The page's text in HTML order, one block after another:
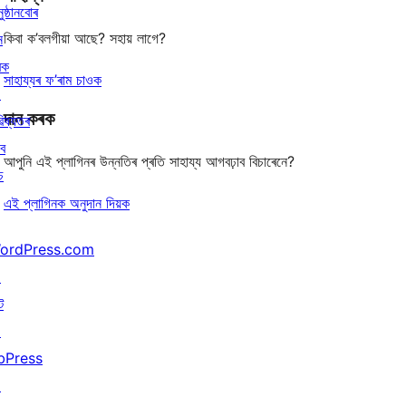
কিবা ক’বলগীয়া আছে? সহায় লাগে?
সাহায্যৰ ফ’ৰাম চাওক
দান কৰক
আপুনি এই প্লাগিনৰ উন্নতিৰ প্ৰতি সাহায্য আগবঢ়াব বিচাৰেনে?
এই প্লাগিনক অনুদান দিয়ক